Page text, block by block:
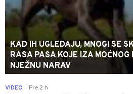
KAD IH UGLEDAJU, MNOGI SE
RASA PASA KOJE IZA MOĆNOG
NJEŽNU NARAV
VIDEO Pre 2 h